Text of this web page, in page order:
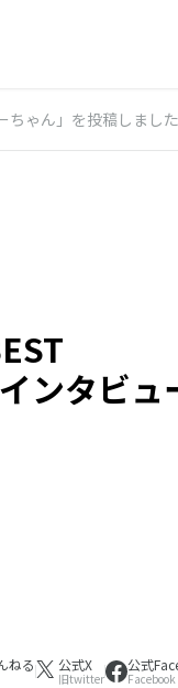
ちゃん」を投稿しました
ンタビュ
ねる 公式X
旧twitter
公式
Facebook